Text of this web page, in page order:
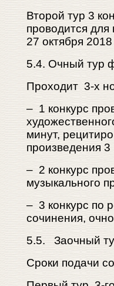
Второй тур 3
проводится для
27 октября 2018
5.4. Очный тур
Проходит 3-х
– 1 конкурс
минут,
произведения
– 2 конкурс
музыкального
– 3 конкурс по
сочинения,
5.5. Заочный
Сроки подачи